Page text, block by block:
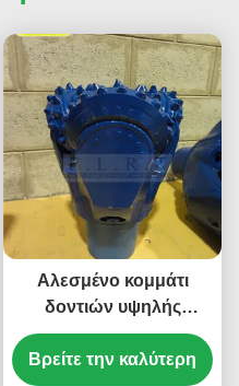
Αλεσμένο κομμάτι
δοντιών υψηλής
αποδοτικότητας
εργαλεία 13 5/8»
Βρείτε την καλύτερη